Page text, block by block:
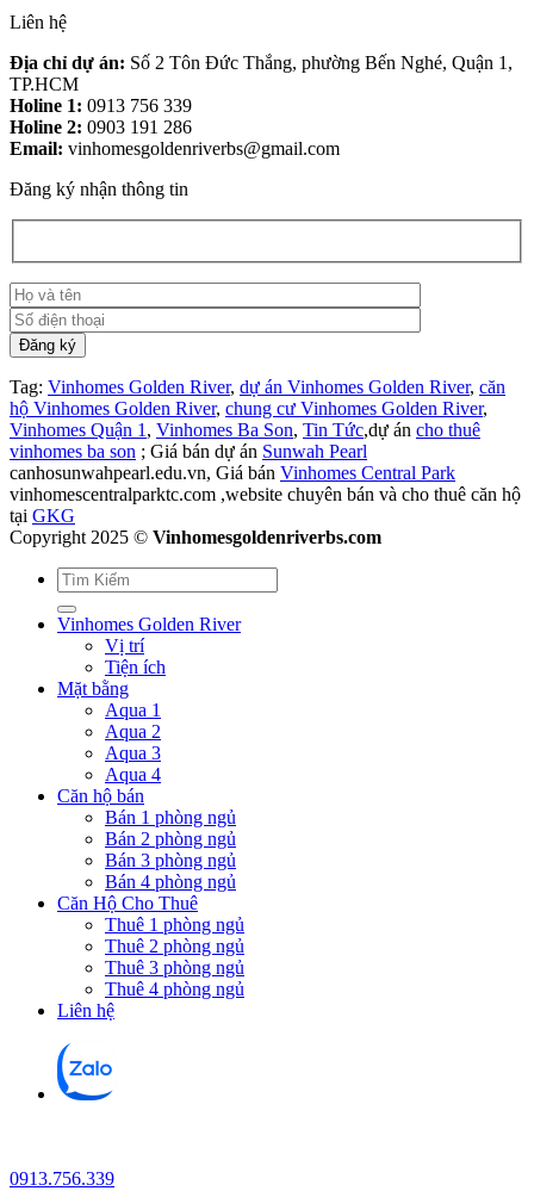
Liên hệ
Địa chỉ dự án: Số 2 Tôn Đức Thắng, phường Bến Nghé, Quận 1,
TP.HCM
Holine 1: 0913 756 339
Holine 2: 0903 191 286
Email: vinhomesgoldenriverbs@gmail.com
Đăng ký nhận thông tin
Tag: Vinhomes Golden River, dự án Vinhomes Golden River, căn
hộ Vinhomes Golden River, chung cư Vinhomes Golden River,
Vinhomes Quận 1 , Vinhomes Ba Son, Tin Tức,dự án cho thuê
vinhomes ba son ; Giá bán dự án Sunwah Pearl
canhosunwahpearl.edu.vn, Giá bán Vinhomes Central Park
vinhomescentralparktc.com ,website chuyên bán và cho thuê căn hộ
tại GKG
Copyright 2025 © Vinhomesgoldenriverbs.com
Vinhomes Golden River
Vị trí
Tiện ích
Mặt bằng
Aqua 1
Aqua 2
Aqua 3
Aqua 4
Căn hộ bán
Bán 1 phòng ngủ
Bán 2 phòng ngủ
Bán 3 phòng ngủ
Bán 4 phòng ngủ
Căn Hộ Cho Thuê
Thuê 1 phòng ngủ
Thuê 2 phòng ngủ
Thuê 3 phòng ngủ
Thuê 4 phòng ngủ
Liên hệ
0913.756.339